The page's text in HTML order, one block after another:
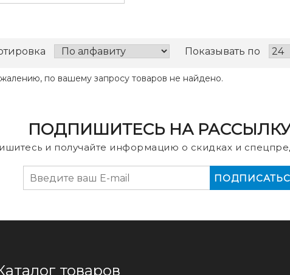
Показывать по
по вашему запросу товаров не найдено.
ПОДПИШИТЕСЬ НА
и получайте информацию о скидках и
товаров